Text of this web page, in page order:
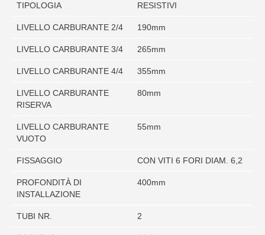
TIPOLOGIA RESISTIVI
LIVELLO CARBURANTE 2/4 190mm
LIVELLO CARBURANTE 3/4 265mm
LIVELLO CARBURANTE 4/4 355mm
LIVELLO CARBURANTE
RISERVA
80mm
LIVELLO CARBURANTE
VUOTO
55mm
FISSAGGIO CON VITI 6 FORI DIAM. 6,2
PROFONDITÀ DI
INSTALLAZIONE
400mm
TUBI NR. 2